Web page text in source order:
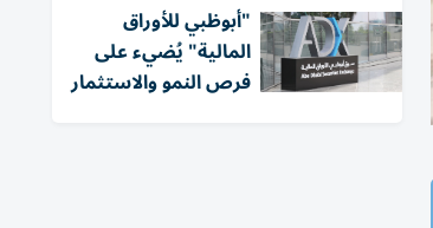
"أبوظبي للأوراق
المالية" يُضيء على
فرص النمو والاستثمار